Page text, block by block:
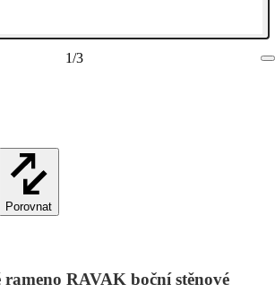
1/3
Porovnat
rameno RAVAK boční stěnové